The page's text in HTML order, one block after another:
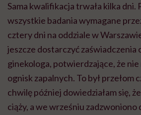
Sama kwalifikacja trwała kilka dni.
wszystkie badania wymagane
cztery dni na oddziale w
jeszcze dostarczyć zaświadczenia
ginekologa, potwierdzające, że nie
ognisk zapalnych. To był przełom
chwilę później dowiedziałam się,
ciąży, a we wrześniu zadzwoniono